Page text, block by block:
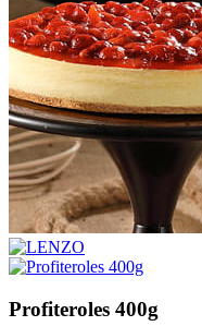
Profiteroles 400g